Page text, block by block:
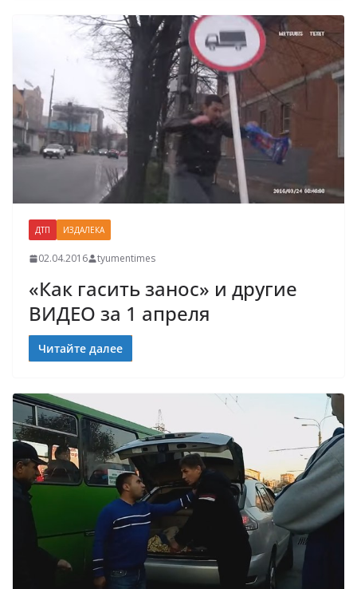
ДТП ИЗДАЛЕКА
02.04.2016 tyumentimes
«Как гасить занос» и другие
ВИДЕО за 1 апреля
Читайте далее